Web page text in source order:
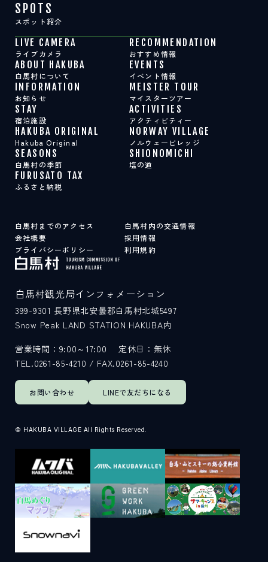
SPOTS
スポット紹介
LIVE CAMERA
ライブカメラ
RECOMMENDATION
おすすめ情報
ABOUT HAKUBA
白馬村について
EVENTS
イベント情報
INFORMATION
お知らせ
MEISTER TOUR
マイスターツアー
STAY
宿泊施設
ACTIVITIES
アクティビティー
HAKUBA ORIGINAL
Hakuba Original
NORWAY VILLAGE
ノルウェービレッジ
SEASONS
白馬村の季節
SHIONOMICHI
塩の道
FURUSATO TAX
ふるさと納税
白馬村までのアクセス
白馬村内の交通情報
会社概要
採用情報
プライバシーポリシー
利用規約
お問い合わせ LINEで友だちになる
白馬村観光局インフォメーション
399-9301 長野県北安曇郡白馬村北城5497
Snow Peak LAND STATION HAKUBA内
営業時間：9:00～17:00
定休日：無休
TEL.0261-85-4210 / FAX.0261-85-4240
© HAKUBA VILLAGE All Rights Reserved.